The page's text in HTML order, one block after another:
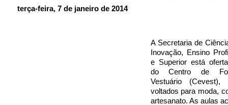
terça-feira, 7 de janeiro de 2014
A Secretaria de
Inovação, Ensino
e Superior está
do Centro de
Vestuário
voltados para moda,
artesanato. As aulas